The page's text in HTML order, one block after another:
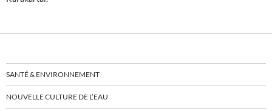
SANTÉ & ENVIRONNEMENT
NOUVELLE CULTURE DE L’EAU